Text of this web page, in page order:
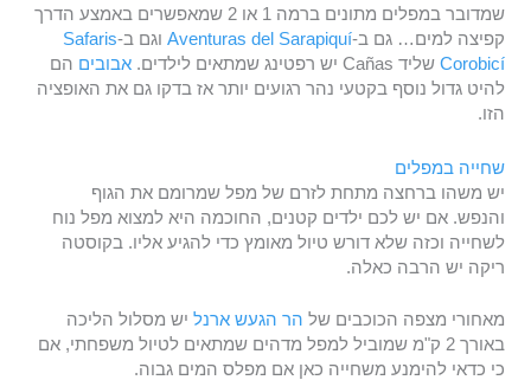
שמדובר במפלים מתונים ברמה 1 או 2 שמאפשרים באמצע הדרך
קפיצה למים… גם ב-Aventuras del Sarapiquí וגם ב-Safaris
Corobicí שליד Cañas יש רפטינג שמתאים לילדים. אבובים הם
להיט גדול נוסף בקטעי נהר רגועים יותר אז בדקו גם את האופציה
הזו.
שחייה במפלים
יש משהו ברחצה מתחת לזרם של מפל שמרומם את הגוף
והנפש. אם יש לכם ילדים קטנים, החוכמה היא למצוא מפל נוח
לשחייה וכזה שלא דורש טיול מאומץ כדי להגיע אליו. בקוסטה
ריקה יש הרבה כאלה.
מאחורי מצפה הכוכבים של הר הגעש ארנל יש מסלול הליכה
באורך 2 ק"מ שמוביל למפל מדהים שמתאים לטיול משפחתי, אם
כי כדאי להימנע משחייה כאן אם מפלס המים גבוה.